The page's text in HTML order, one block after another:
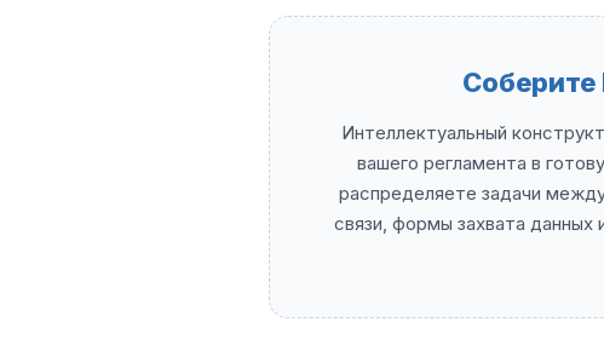
Интеллектуальный
вашего регламента в
распределяете задачи
связи, формы захвата